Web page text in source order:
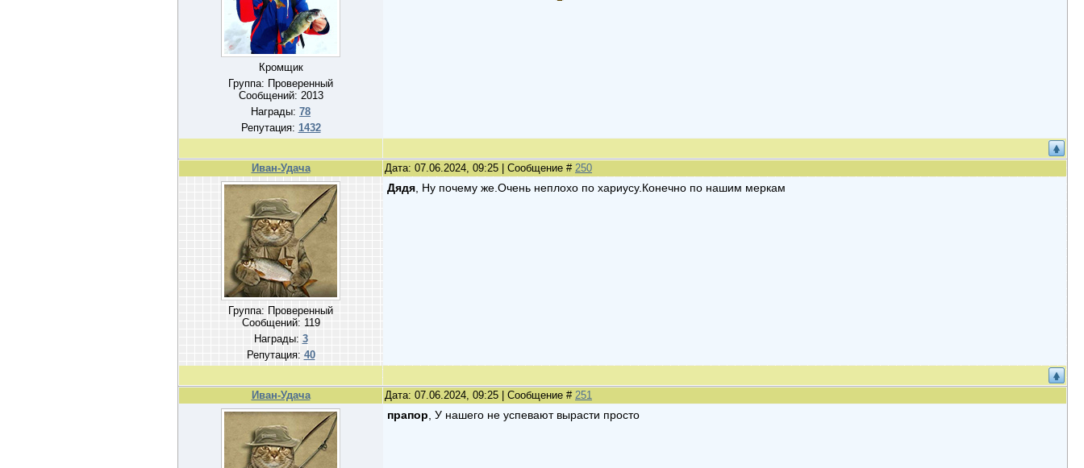
Кромщик
Группа: Проверенный
Сообщений: 2013
Награды: 78
Репутация: 1432
Иван-Удача Дата: 07.06.2024, 09:25 | Сообщение # 250
Группа: Проверенный
Сообщений: 119
Награды: 3
Репутация: 40
Дядя , Ну почему же.Очень неплохо по хариусу.Конечно по нашим меркам
Иван-Удача Дата: 07.06.2024, 09:25 | Сообщение # 251
прапор , У нашего не успевают вырасти просто